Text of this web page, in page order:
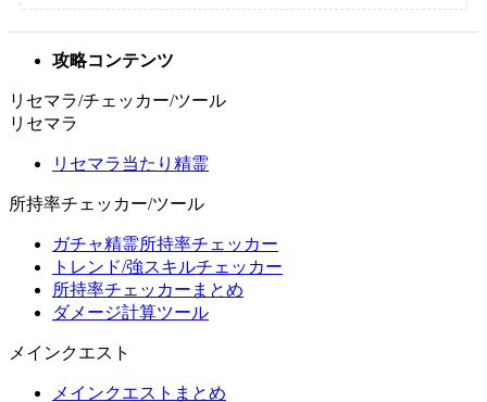
攻略コンテンツ
リセマラ/チェッカー/ツール
リセマラ
リセマラ当たり精霊
所持率チェッカー/ツール
ガチャ精霊所持率チェッカー
トレンド/強スキルチェッカー
所持率チェッカーまとめ
ダメージ計算ツール
メインクエスト
メインクエストまとめ